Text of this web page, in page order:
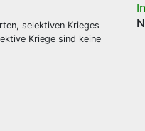
selektiven Krieges
Kriege sind keine